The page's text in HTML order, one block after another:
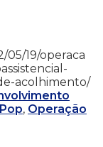
05/19/operaca
acolhimento/
, Operação